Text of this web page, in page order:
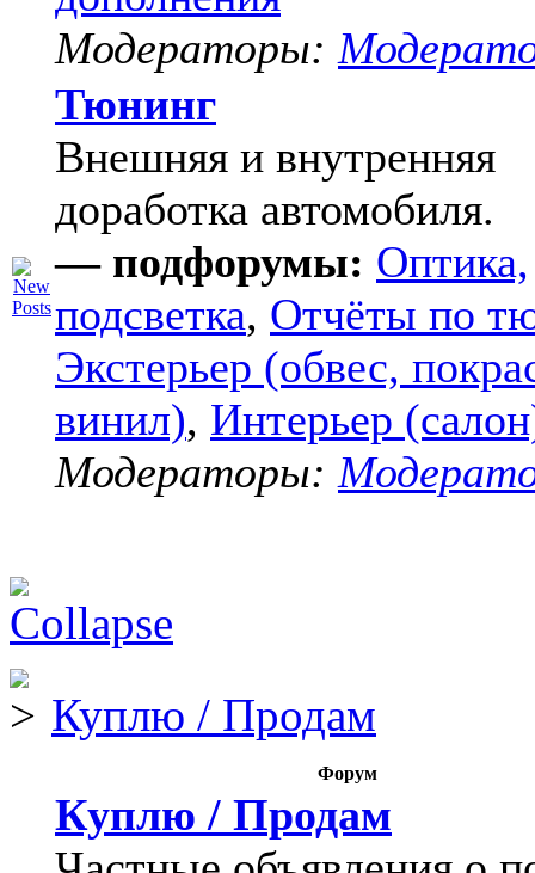
Модераторы:
Тюнинг
Внешняя и внутренняя
доработка автомобиля.
— подфорумы: Оптика,
подсветка, Отчёты по
Экстерьер (обвес,
винил), Интерьер
Модераторы:
Куплю / Продам
Форум
Куплю / Продам